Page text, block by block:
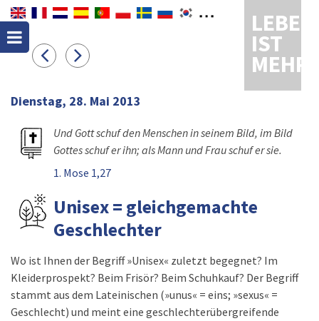
LEBEN
IST
MEHR
Dienstag, 28. Mai 2013
Und Gott schuf den Menschen in seinem Bild, im Bild
Gottes schuf er ihn; als Mann und Frau schuf er sie.
1. Mose 1,27
Unisex = gleichgemachte
Geschlechter
Wo ist Ihnen der Begriff »Unisex« zuletzt begegnet? Im
Kleiderprospekt? Beim Frisör? Beim Schuhkauf? Der Begriff
stammt aus dem Lateinischen (»unus« = eins; »sexus« =
Geschlecht) und meint eine geschlechterübergreifende